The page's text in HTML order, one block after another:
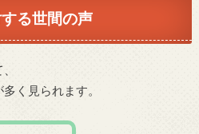
る世間の声
く見られます。